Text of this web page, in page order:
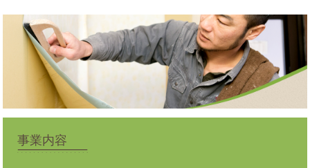
事業内容